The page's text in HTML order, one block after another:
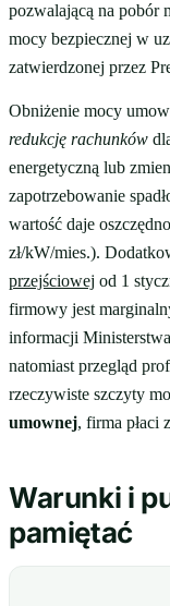
pozwalającą na pobór
mocy bezpiecznej w
zatwierdzonej przez
Obniżenie mocy
redukcję rachunków
energetyczną lub
zapotrzebowanie
wartość daje
zł/kW/mies.).
przejściowej od 1
firmowy jest
informacji
natomiast przegląd
rzeczywiste szczyty
umownej, firma płaci
Warunki i
pamiętać